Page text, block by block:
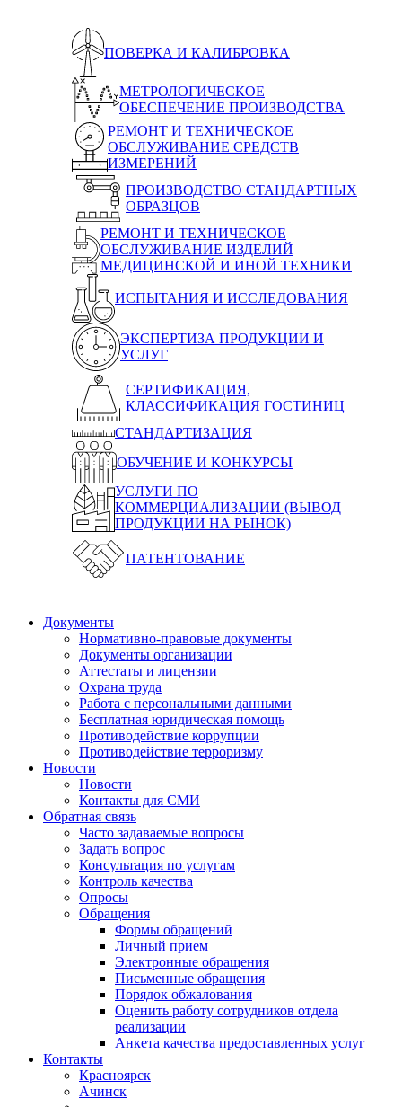
ПОВЕРКА И КАЛИБРОВКА
МЕТРОЛОГИЧЕСКОЕ
ОБЕСПЕЧЕНИЕ ПРОИЗВОДСТВА
РЕМОНТ И ТЕХНИЧЕСКОЕ
ОБСЛУЖИВАНИЕ СРЕДСТВ
ИЗМЕРЕНИЙ
ПРОИЗВОДСТВО СТАНДАРТНЫХ
ОБРАЗЦОВ
РЕМОНТ И ТЕХНИЧЕСКОЕ
ОБСЛУЖИВАНИЕ ИЗДЕЛИЙ
МЕДИЦИНСКОЙ И ИНОЙ ТЕХНИКИ
ИСПЫТАНИЯ И ИССЛЕДОВАНИЯ
ЭКСПЕРТИЗА ПРОДУКЦИИ И
УСЛУГ
СЕРТИФИКАЦИЯ,
КЛАССИФИКАЦИЯ ГОСТИНИЦ
СТАНДАРТИЗАЦИЯ
ОБУЧЕНИЕ И КОНКУРСЫ
УСЛУГИ ПО
КОММЕРЦИАЛИЗАЦИИ (ВЫВОД
ПРОДУКЦИИ НА РЫНОК)
ПАТЕНТОВАНИЕ
Документы
Нормативно-правовые документы
Документы организации
Аттестаты и лицензии
Охрана труда
Работа с персональными данными
Бесплатная юридическая помощь
Противодействие коррупции
Противодействие терроризму
Новости
Новости
Контакты для СМИ
Обратная связь
Часто задаваемые вопросы
Задать вопрос
Консультация по услугам
Контроль качества
Опросы
Обращения
Формы обращений
Личный прием
Электронные обращения
Письменные обращения
Порядок обжалования
Оценить работу сотрудников отдела
реализации
Анкета качества предоставленных услуг
Контакты
Красноярск
Ачинск